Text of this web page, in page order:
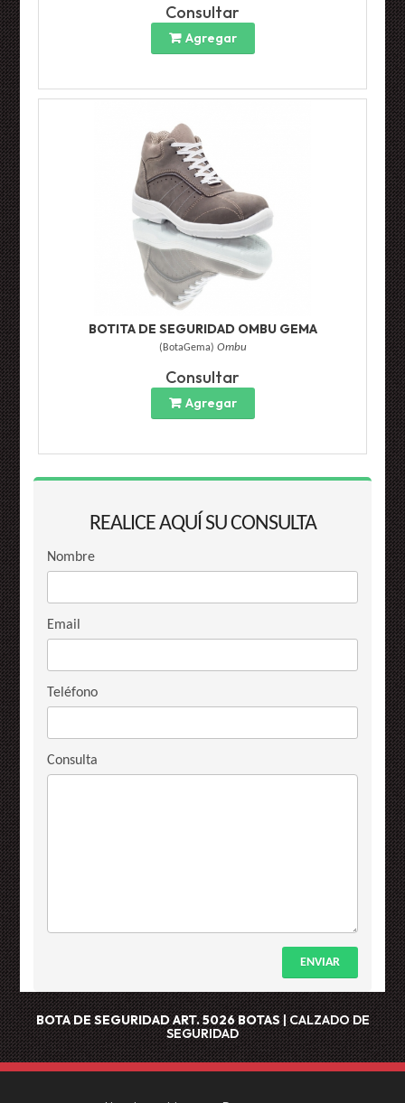
Consultar
Agregar
BOTITA DE SEGURIDAD OMBU GEMA
(BotaGema) Ombu
Consultar
Agregar
REALICE AQUÍ SU CONSULTA
Nombre
Email
Teléfono
Consulta
ENVIAR
BOTA DE SEGURIDAD ART. 5026BOTAS|CALZADO DE
SEGURIDAD